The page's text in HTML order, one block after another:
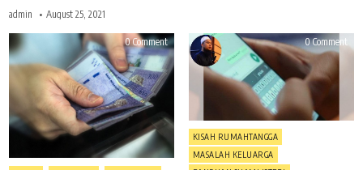
admin August 25, 2021
0 Commenton
Tak
Sangka
Inilah
5
Amalan
Rezeki
Yang
Tak
Perasan
0 Commenton
Tak
Posted
in
KISAH RUMAHTANGGA
MASALAH KELUARGA